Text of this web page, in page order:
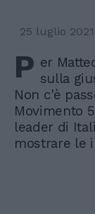
25 luglio 2021
P er
sulla
Non c'è
Movimento
leader di
mostrare le